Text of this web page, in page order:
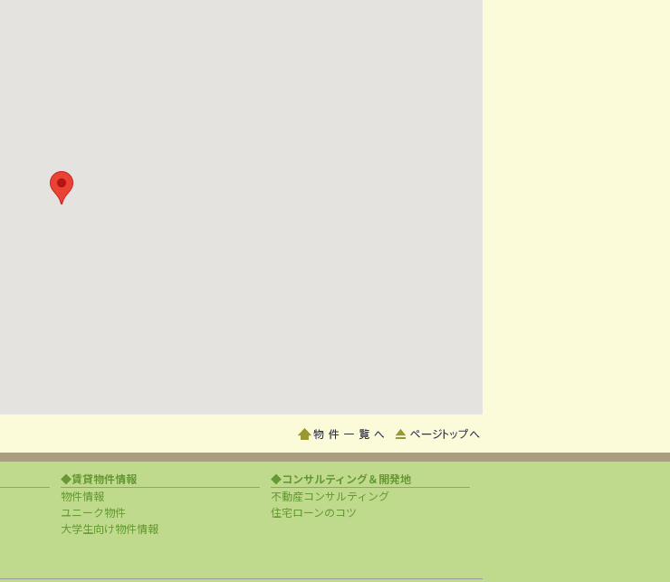
◆賃貸物件情報
物件情報
ユニーク物件
大学生向け物件情報
◆コンサルティング＆開発地
不動産コンサルティング
住宅ローンのコツ